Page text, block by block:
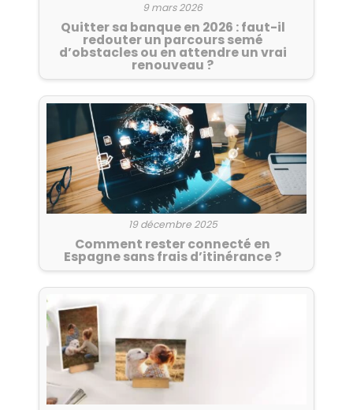
9 mars 2026
Quitter sa banque en 2026 : faut-il
redouter un parcours semé
d’obstacles ou en attendre un vrai
renouveau ?
19 décembre 2025
Comment rester connecté en
Espagne sans frais d’itinérance ?